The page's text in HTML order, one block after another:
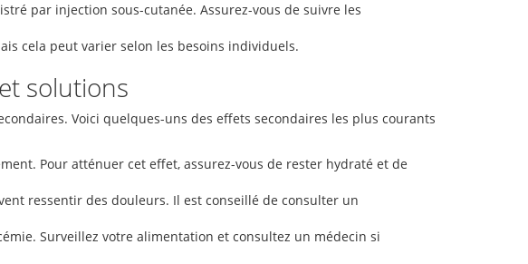
par injection sous-cutanée. Assurez-vous de suivre les
cela peut varier selon les besoins individuels.
solutions
Voici quelques-uns des effets secondaires les plus courants
Pour atténuer cet effet, assurez-vous de rester hydraté et de
ressentir des douleurs. Il est conseillé de consulter un
Surveillez votre alimentation et consultez un médecin si